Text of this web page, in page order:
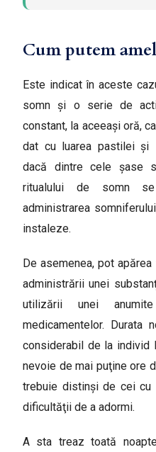
Cum putem
Este indicat în aceste
somn şi o serie de
constant, la aceeaşi oră,
dat cu luarea pastilei şi
dacă dintre cele şase
ritualului de somn
administrarea
instaleze.
De asemenea, pot
administrării unei
utilizării unei
medicamentelor. Durata
considerabil de la individ
nevoie de mai puţine ore
trebuie distinşi de cei cu
dificultăţii de a adormi.
A sta treaz toată